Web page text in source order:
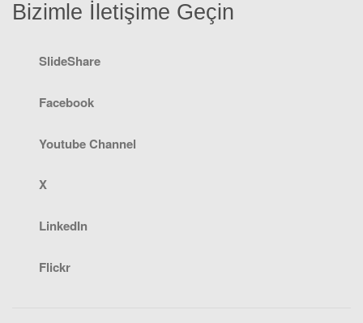
Bizimle İletişime Geçin
SlideShare
Facebook
Youtube Channel
X
LinkedIn
Flickr